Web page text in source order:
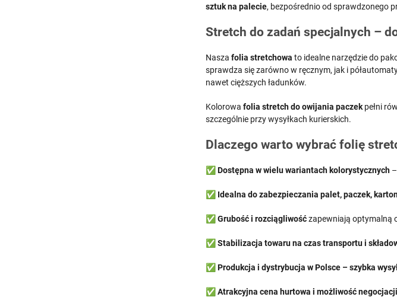
sztuk na palecie, bezpośrednio od sprawdzonego
Stretch do zadań specjalnych –
Nasza folia stretchowa to idealne narzędzie do
sprawdza się zarówno w ręcznym, jak i
nawet cięższych ładunków.
Kolorowa folia stretch do owijania paczek pełni
szczególnie przy wysyłkach kurierskich.
Dlaczego warto wybrać folię
✅ Dostępna w wielu wariantach kolorystycznych
✅ Idealna do zabezpieczania palet, paczek,
✅ Grubość i rozciągliwośćzapewniają optymalną
✅ Stabilizacja towaru na czas transportu i
✅ Produkcja i dystrybucja w Polsce – szybka
✅ Atrakcyjna cena hurtowa i możliwość